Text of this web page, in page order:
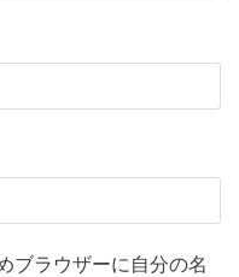
ブラウザーに自分の名